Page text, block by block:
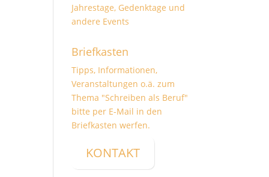
Jahrestage, Gedenktage und
andere Events
Briefkasten
Tipps, Informationen,
Veranstaltungen o.ä. zum
Thema "Schreiben als Beruf"
bitte per E-Mail in den
Briefkasten werfen.
KONTAKT